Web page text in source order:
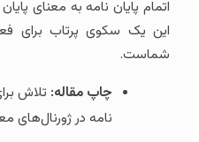
اتمام پایان نامه به معنای پایان
این یک سکوی پرتاب برای
شماست.
چاپ مقاله:تلاش برای
نامه در ژورنال‌های معتبر.